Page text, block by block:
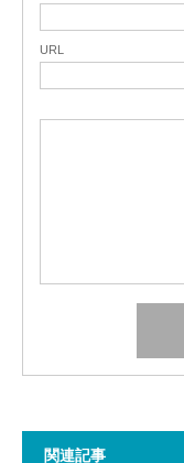
URL
関連記事